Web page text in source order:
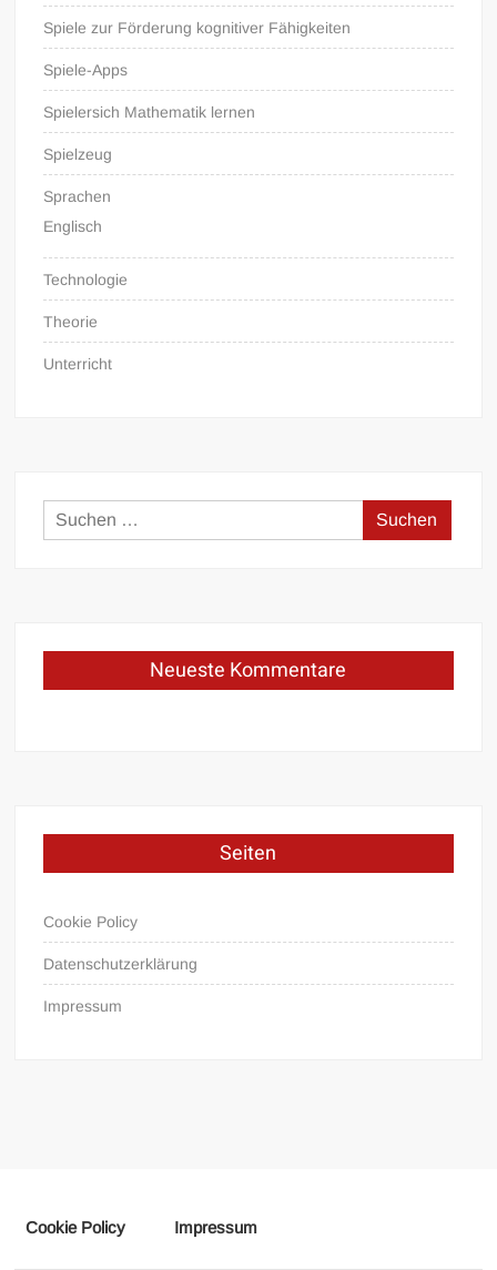
Spiele zur Förderung kognitiver Fähigkeiten
Spiele-Apps
Spielersich Mathematik lernen
Spielzeug
Sprachen
Englisch
Technologie
Theorie
Unterricht
Suchen
nach:
Neueste Kommentare
Seiten
Cookie Policy
Datenschutzerklärung
Impressum
Cookie Policy Impressum